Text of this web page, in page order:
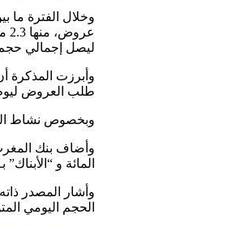
ليصل إجمالي حجم
طلب العروض ليوم 29 يناير (تاريخ الاستحقاق 30 يناير)، ضخ بنك المغرب مبلغ 67.1 مليار درهم على شكل تسبيقات
وبخصوص نشاط البورصة، أوضح
المائة و “الأبناك” بـ0.7 مشيرا إلى أنه في المقابل سجل قطاعا “الكهرباء” و”الموزعين” ارتفاعا على التوالي ب 3.6 في المائة و 1.8 في
الحجم اليومي المتوسط 197.8 مليون درهم مقابل 264.7 مليون